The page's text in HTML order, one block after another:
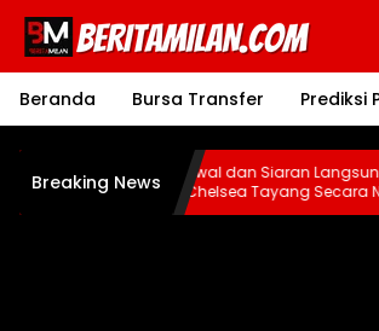
Langsung
konten
Beranda
Bursa Transfer Prediksi
Breaking NewsJadwal dan Siaran Langsung:
vs Chelsea Tayang Secara